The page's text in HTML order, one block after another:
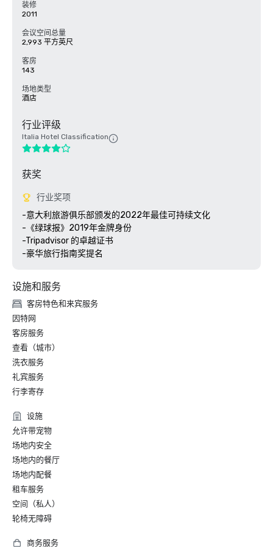
装修
2011
会议空间总量
2,993 平方英尺
客房
143
场地类型
酒店
行业评级
Italia Hotel Classification
获奖
行业奖项
-意大利旅游俱乐部颁发的2022年最佳可持续文化
-《绿球报》2019年金牌身份
-Tripadvisor 的卓越证书
-豪华旅行指南奖提名
设施和服务
客房特色和来宾服务
因特网
客房服务
查看（城市）
洗衣服务
礼宾服务
行李寄存
设施
允许带宠物
场地内安全
场地内的餐厅
场地内配餐
租车服务
空间（私人）
轮椅无障碍
商务服务